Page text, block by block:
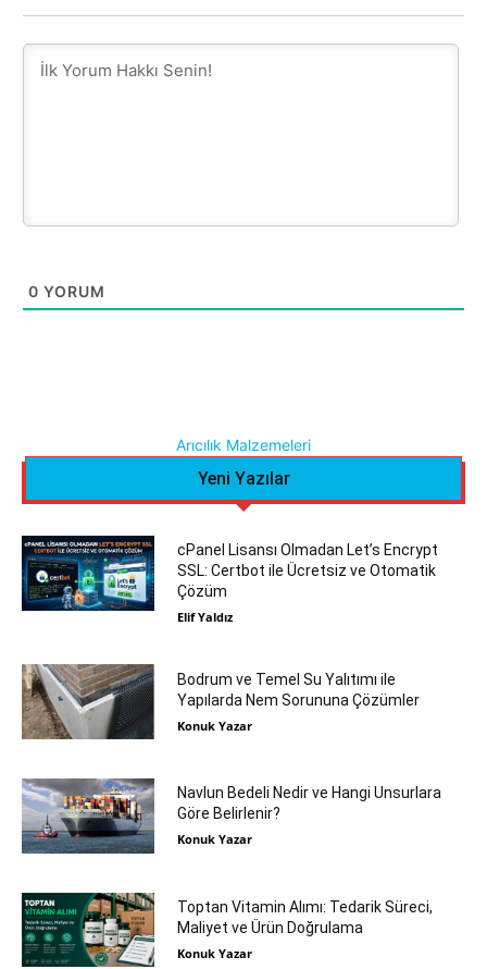
0 YORUM
Arıcılık Malzemeleri
Yeni Yazılar
cPanel Lisansı Olmadan Let’s Encrypt
SSL: Certbot ile Ücretsiz ve Otomatik
Çözüm
Elif Yaldız
Bodrum ve Temel Su Yalıtımı ile
Yapılarda Nem Sorununa Çözümler
Konuk Yazar
Navlun Bedeli Nedir ve Hangi Unsurlara
Göre Belirlenir?
Konuk Yazar
Toptan Vitamin Alımı: Tedarik Süreci,
Maliyet ve Ürün Doğrulama
Konuk Yazar